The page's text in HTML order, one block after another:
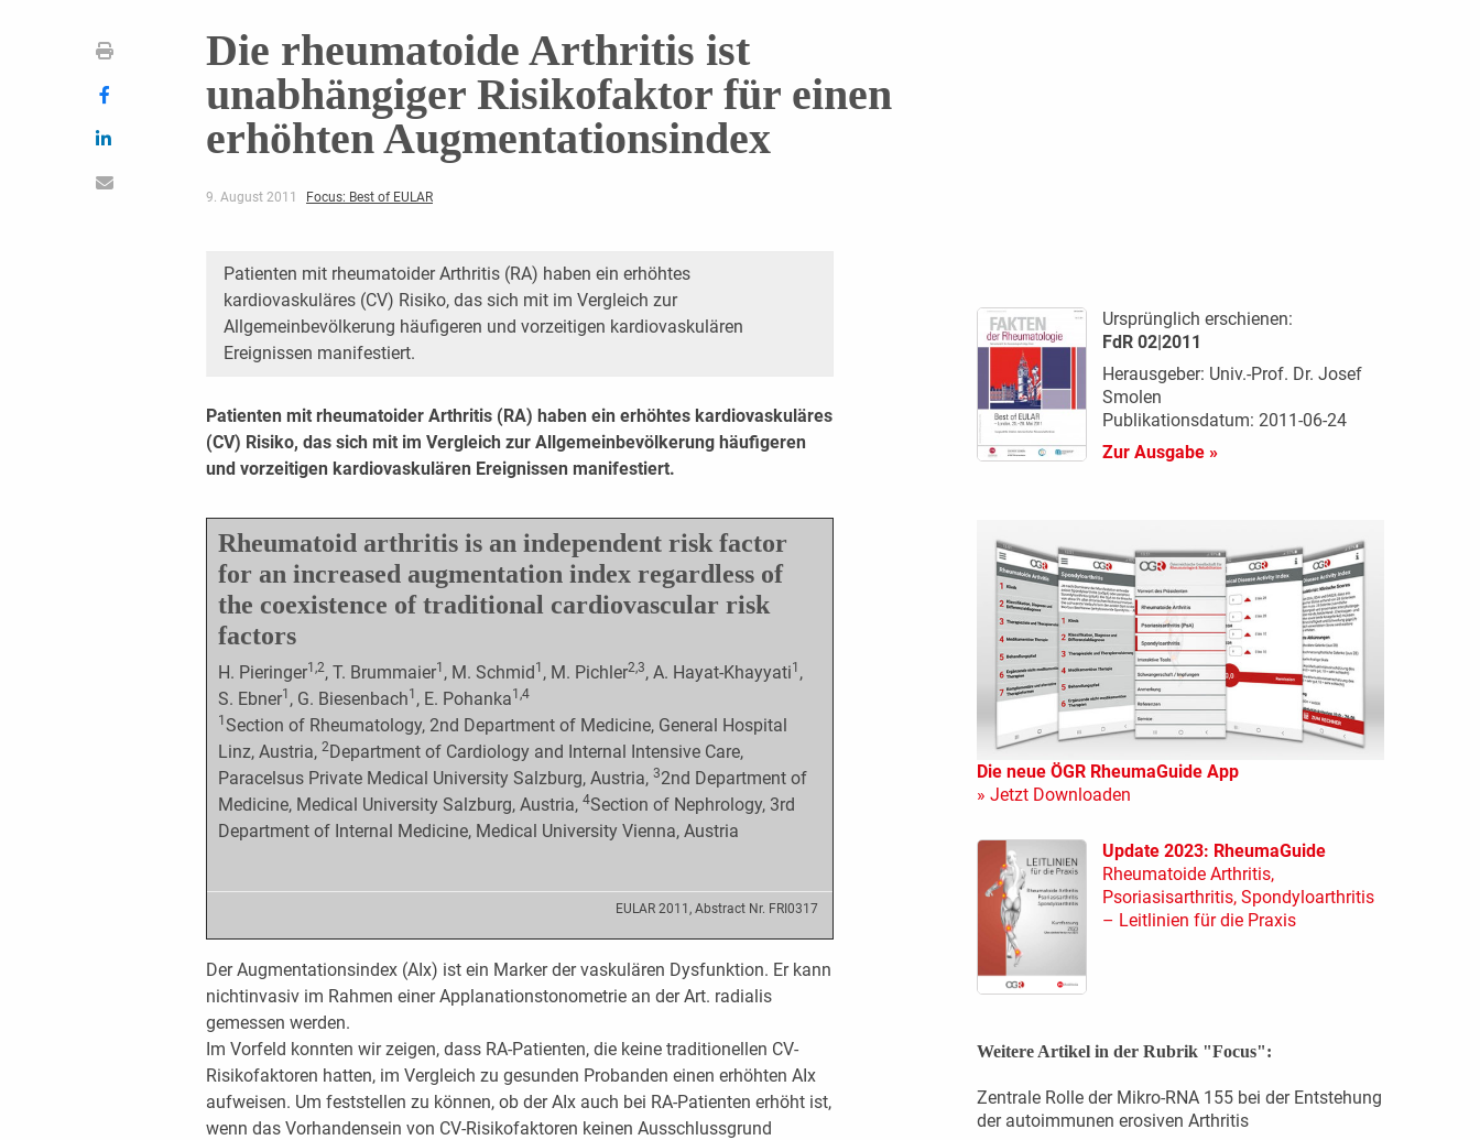
Die rheumatoide Arthritis ist
unabhängiger Risikofaktor für einen
erhöhten Augmentationsindex
9. August 2011 Focus: Best of EULAR
Patienten mit rheumatoider Arthritis (RA) haben ein erhöhtes
kardiovaskuläres (CV) Risiko, das sich mit im Vergleich zur
Allgemeinbevölkerung häufigeren und vorzeitigen kardiovaskulären
Ereignissen manifestiert.
Patienten mit rheumatoider Arthritis (RA) haben ein erhöhtes kardiovaskuläres
(CV) Risiko, das sich mit im Vergleich zur Allgemeinbevölkerung häufigeren
und vorzeitigen kardiovaskulären Ereignissen manifestiert.
Rheumatoid arthritis is an independent risk factor
for an increased augmentation index regardless of
the coexistence of traditional cardiovascular risk
factors
H. Pieringer1,2, T. Brummaier1 , M. Schmid1 , M. Pichler2,3, A. Hayat-Khayyati1 ,
S. Ebner1 , G. Biesenbach1 , E. Pohanka1,4
1Section of Rheumatology, 2nd Department of Medicine, General Hospital
Linz, Austria, 2Department of Cardiology and Internal Intensive Care,
Paracelsus Private Medical University Salzburg, Austria, 32nd Department of
Medicine, Medical University Salzburg, Austria, 4Section of Nephrology, 3rd
Department of Internal Medicine, Medical University Vienna, Austria
EULAR 2011, Abstract Nr. FRI0317
Der Augmentationsindex (AIx) ist ein Marker der vaskulären Dysfunktion. Er kann
nichtinvasiv im Rahmen einer Applanationstonometrie an der Art. radialis
gemessen werden.
Im Vorfeld konnten wir zeigen, dass RA-Patienten, die keine traditionellen CV-
Risikofaktoren hatten, im Vergleich zu gesunden Probanden einen erhöhten AIx
aufweisen. Um feststellen zu können, ob der AIx auch bei RA-Patienten erhöht ist,
wenn das Vorhandensein von CV-Risikofaktoren keinen Ausschlussgrund
Ursprünglich erschienen:
FdR 02|2011
Herausgeber: Univ.-Prof. Dr. Josef
Smolen
Publikationsdatum: 2011-06-24
Zur Ausgabe »
Die neue ÖGR RheumaGuide App
» Jetzt Downloaden
Update 2023: RheumaGuide
Rheumatoide Arthritis,
Psoriasisarthritis, Spondyloarthritis
– Leitlinien für die Praxis
Weitere Artikel in der Rubrik "Focus":
Zentrale Rolle der Mikro-RNA 155 bei der Entstehung
der autoimmunen erosiven Arthritis